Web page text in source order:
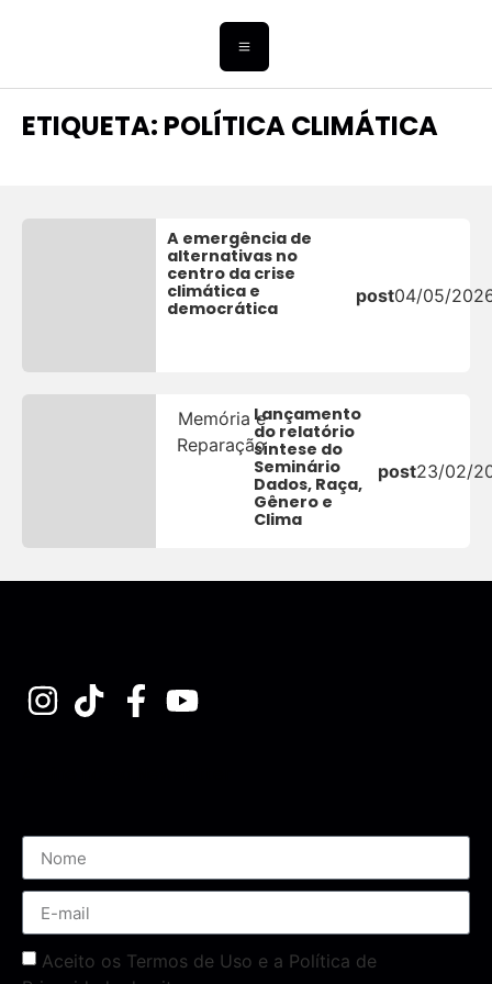
ETIQUETA: POLÍTICA CLIMÁTICA
A emergência de
alternativas no
centro da crise
climática e
democrática
post04/05/
Memória e
Reparação
Lançamento
do relatório
síntese do
Seminário
Dados, Raça,
Gênero e
Clima
post23/02/
Aceito os Termos de Uso e a Política de